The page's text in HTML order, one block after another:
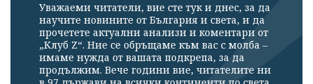
Уважаеми читатели, вие сте тук и днес, за да
научите новините от България и света, и да
прочетете актуални анализи и коментари от
„Клуб Z“. Ние се обръщаме към вас с молба –
имаме нужда от вашата подкрепа, за да
продължим. Вече години вие, читателите ни